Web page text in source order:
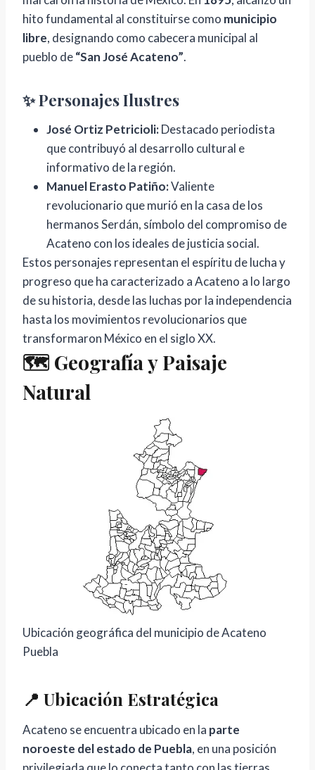
hito fundamental al constituirse como municipio
libre, designando como cabecera municipal al
pueblo de“San José Acateno”.
✨ Personajes Ilustres
José Ortiz Petricioli:Destacado periodista
que contribuyó al desarrollo cultural e
informativo de la región.
Manuel Erasto Patiño:Valiente
revolucionario que murió en la casa de los
hermanos Serdán, símbolo del compromiso de
Acateno con los ideales de justicia social.
Estos personajes representan el espíritu de lucha y
progreso que ha caracterizado a Acateno a lo largo
de su historia, desde las luchas por la independencia
hasta los movimientos revolucionarios que
transformaron México en el siglo XX.
🗺️ Geografía y Paisaje
Natural
Ubicación geográfica del municipio de Acateno
Puebla
📍 Ubicación Estratégica
Acateno se encuentra ubicado en la parte
noroeste del estado de Puebla, en una posición